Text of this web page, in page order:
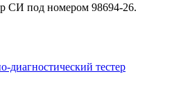
СИ под номером 98694-26.